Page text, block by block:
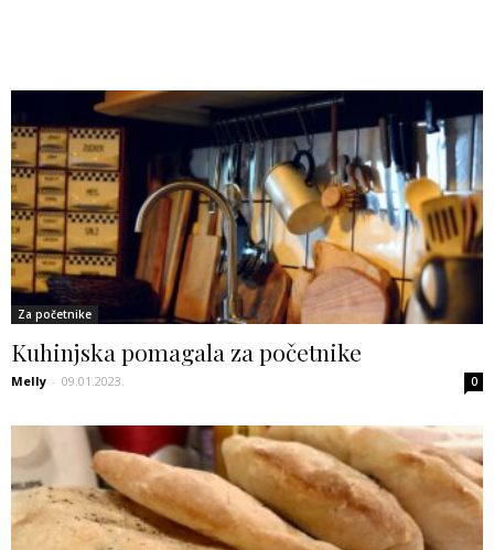
Za početnike
Kuhinjska pomagala za početnike
Melly - 09.01.2023. 0